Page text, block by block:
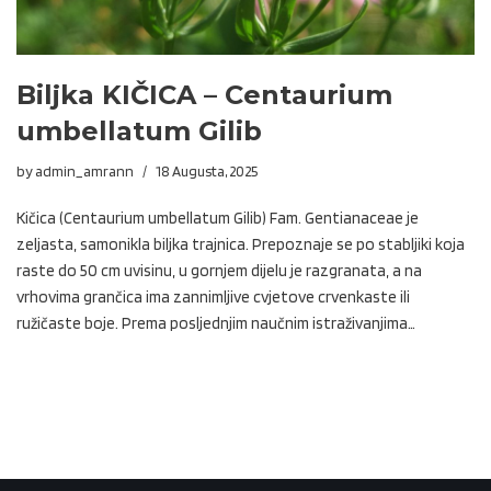
Biljka KIČICA – Centaurium
umbellatum Gilib
byadmin_amrann 18 Augusta, 2025
Kičica (Centaurium umbellatum Gilib) Fam. Gentianaceae je
zeljasta, samonikla biljka trajnica. Prepoznaje se po stabljiki koja
raste do 50 cm uvisinu, u gornjem dijelu je razgranata, a na
vrhovima grančica ima zannimljive cvjetove crvenkaste ili
ružičaste boje. Prema posljednjim naučnim istraživanjima…